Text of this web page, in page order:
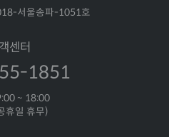
서울송파-1051호
센터
1851
~ 18:00
휴일 휴무)